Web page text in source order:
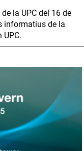
la UPC del 16 de
informatius de la
UPC.